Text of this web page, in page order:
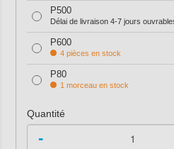
P500
Délai de livraison 4-7 jours
P600
4 pièces en stock
P80
1 morceau en stock
Quantité
-